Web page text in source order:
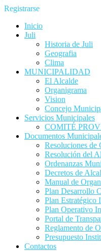
Registrarse
Inicio
Juli
Historia de Juli
Geografia
Clima
MUNICIPALIDAD
El Alcalde
Organigrama
Vision
Concejo
Servicios Municipales
COMITÉ
Documentos
Resoluciones de
Resolución del
Ordenanzas
Decretos de
Manual de
Plan Desarrollo
Plan Estratégico
Plan Operativo
Portal de
Reglamento de
Presupuesto
Contactos